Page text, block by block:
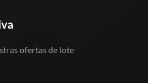
ofertas de lote